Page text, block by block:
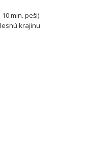
min. peši)
krajinu